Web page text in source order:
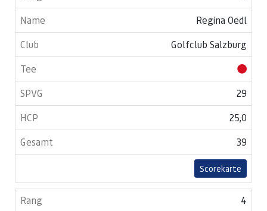
Regina Oedl
Golfclub Salzburg
29
25,0
39
Scorekarte
4